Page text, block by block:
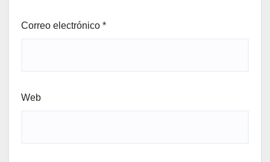
Correo electrónico *
Web